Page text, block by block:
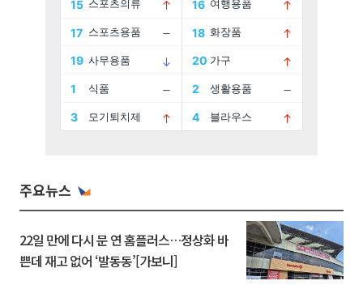
주요뉴스
22일 만에 다시 문 연 홈플러스…정상화 바
쁜데 재고 없어 ‘발동동’[가보니]